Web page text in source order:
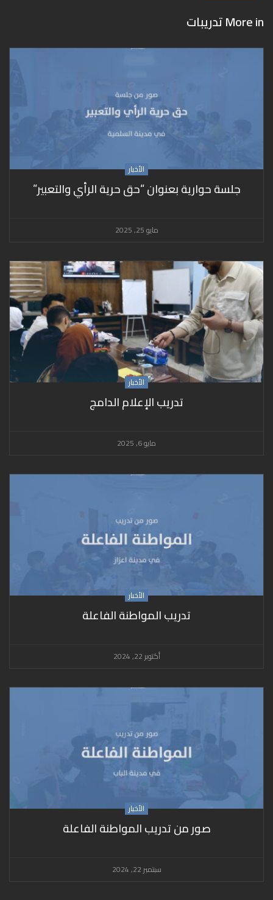
More inتدريبات
الأخبار
جلسة حوارية بعنوان “حق حرية الرأي والتعبير”
مايو 25, 2025
الأخبار
تدريب الإعلام الدامج
مايو 6, 2025
الأخبار
تدريب المواطنة الفاعلة
أكتوبر 22, 2024
الأخبار
صور من تدريب المواطنة الفاعلة
سبتمبر 22, 2024